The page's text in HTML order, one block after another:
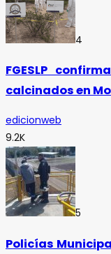
4
FGESLP
calcinados en
edicionweb
9.2K
5
Policías